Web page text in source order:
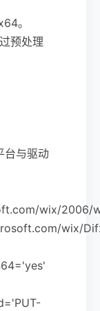
。
预处理
台与驱动
wix/2006/
wix/